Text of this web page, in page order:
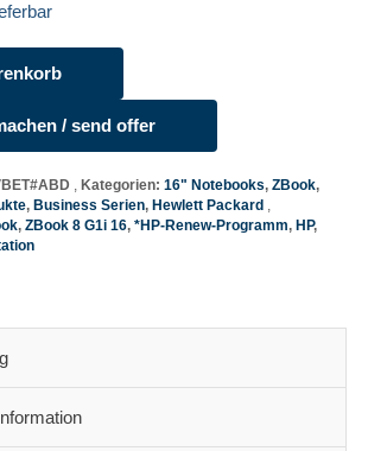
/ send offer
Kategorien: 16" Notebooks, ZBook,
, Business Serien, Hewlett Packard
, ZBook 8 G1i 16, *HP-Renew-Programm, HP,